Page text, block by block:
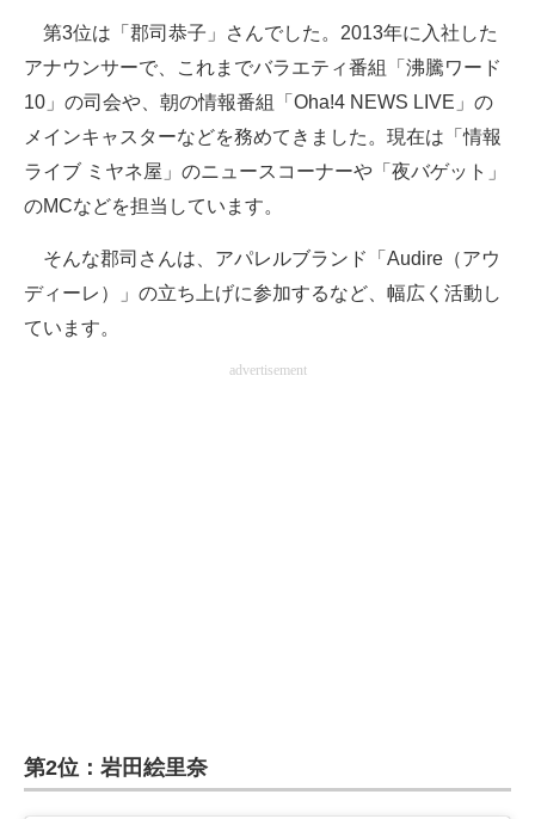
電子設計の基本と応用
建設×テクノロジーの最前線
第3位は「郡司恭子」さんでした。2013年に入社した
アナウンサーで、これまでバラエティ番組「沸騰ワード
10」の司会や、朝の情報番組「Oha!4 NEWS LIVE」の
メインキャスターなどを務めてきました。現在は「情報
ライブ ミヤネ屋」のニュースコーナーや「夜バゲット」
のMCなどを担当しています。
そんな郡司さんは、アパレルブランド「Audire（アウ
ディーレ）」の立ち上げに参加するなど、幅広く活動し
ています。
advertisement
第2位：岩田絵里奈